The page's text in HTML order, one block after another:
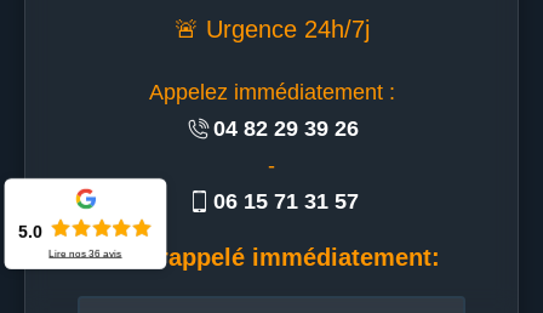
🚨 Urgence 24h/7j
Appelez immédiatement :
04 82 29 39 26
-
06 15 71 31 57
Etre rappelé immédiatement:
5.0
Lire nos36 avis